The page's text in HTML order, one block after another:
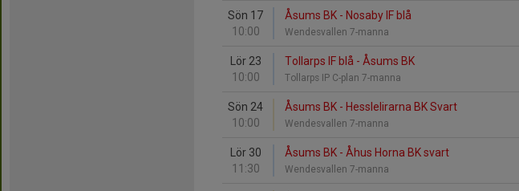
Sön 17
10:00
Åsums BK - Nosaby IF blå
Wendesvallen 7-manna
Lör 23
10:00
Tollarps IF blå - Åsums BK
Tollarps IP C-plan 7-manna
Sön 24
10:00
Åsums BK - Hesslelirarna BK Svart
Wendesvallen 7-manna
Lör 30
11:30
Åsums BK - Åhus Horna BK svart
Wendesvallen 7-manna